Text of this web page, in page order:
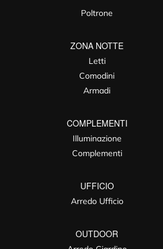
Poltrone
ZONA NOTTE
Letti
Comodini
Armadi
COMPLEMENTI
Illuminazione
Complementi
UFFICIO
Arredo Ufficio
OUTDOOR